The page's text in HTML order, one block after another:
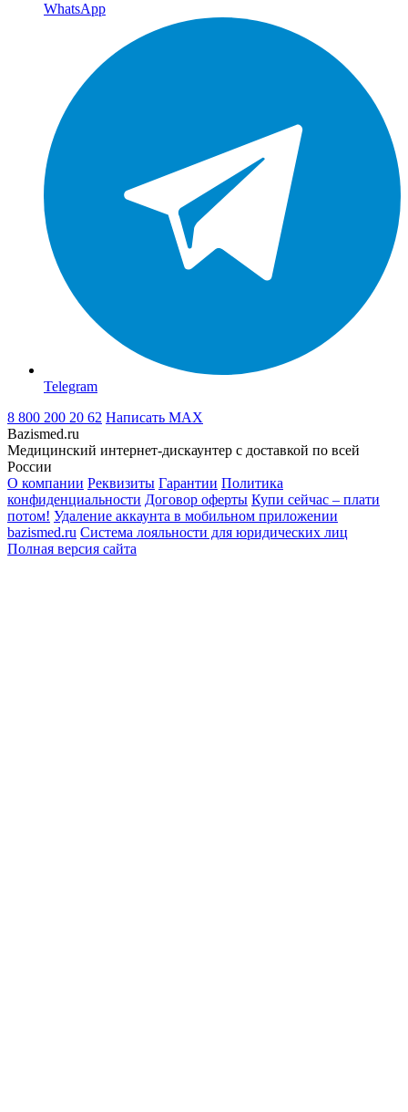
WhatsApp
Telegram
8 800 200 20 62 Написать MAX
Bazismed.ru
Медицинский интернет-дискаунтер с доставкой по всей
России
О компании Реквизиты Гарантии Политика
конфиденциальности Договор оферты Купи сейчас – плати
потом! Удаление аккаунта в мобильном приложении
bazismed.ru Система лояльности для юридических лиц
Полная версия сайта